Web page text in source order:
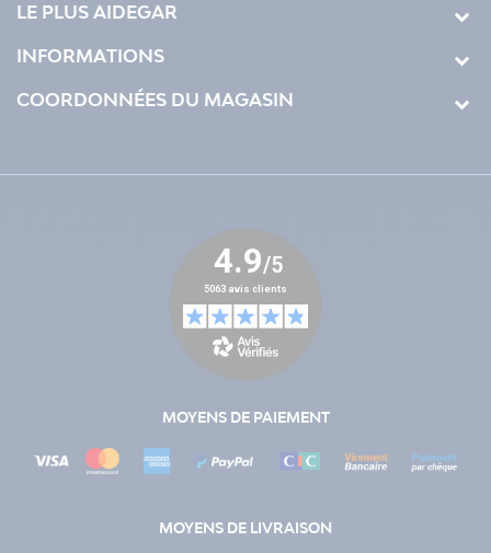
LE PLUS AIDEGAR
INFORMATIONS
COORDONNÉES DU MAGASIN
MOYENS DE PAIEMENT
MOYENS DE LIVRAISON